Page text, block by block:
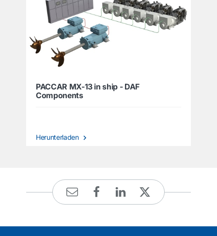
PACCAR MX-13 in ship - DAF
Components
Herunterladen